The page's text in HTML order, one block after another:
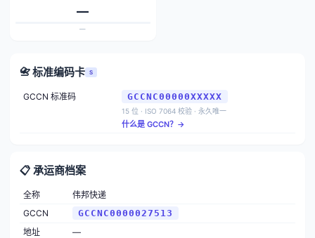
—
—
📇 标准编码卡 S
GCCN 标准码 GCCNC00000XXXXX
15 位 · ISO 7064 校验 · 永久唯一
什么是 GCCN？→
📋 承运商档案
全称
伟邦快递
GCCN
GCCNC0000027513
地址
—